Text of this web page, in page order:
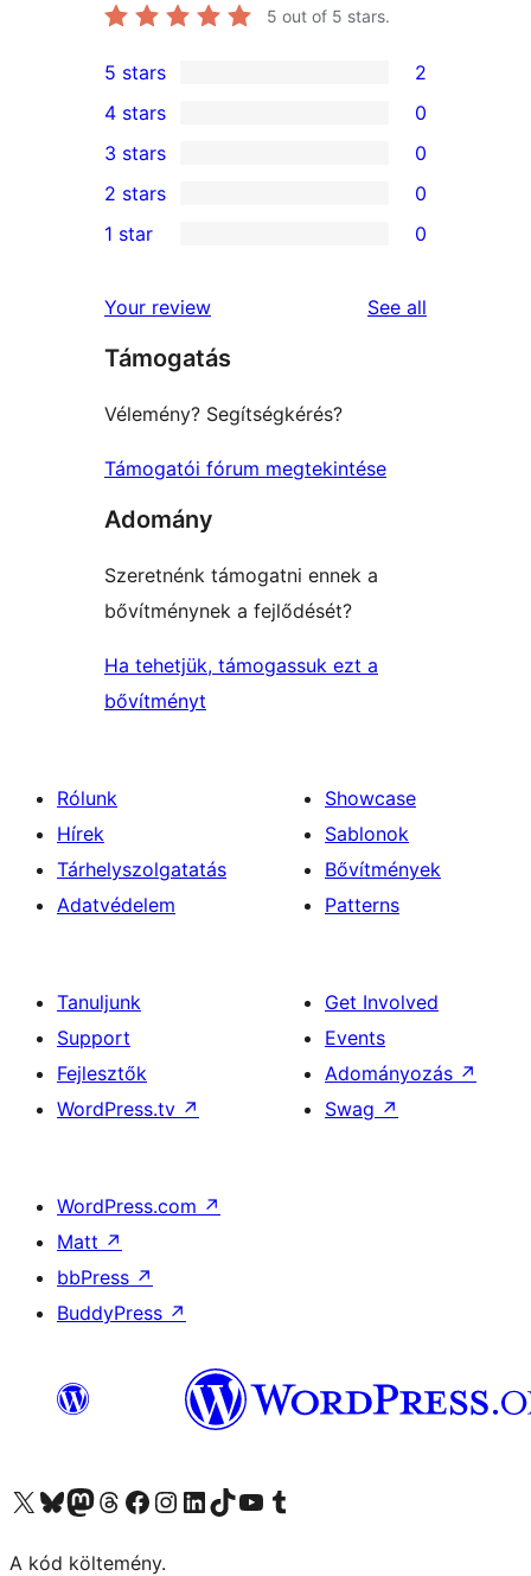
5 out of 5 stars.
2
5-
star
reviews
5 stars 2
4-
star
reviews
4 stars 0
0
3-
star
3 stars 0
2-
reviews
2 stars 0
star
reviews
1 star 0
Your review See all
Támogatás
Vélemény? Segítségkérés?
Támogatói fórum megtekintése
Adomány
Szeretnénk támogatni ennek a
bővítménynek a fejlődését?
Ha tehetjük, támogassuk ezt a
bővítményt
Rólunk
Hírek
Tárhelyszolgatatás
Adatvédelem
Showcase
Sablonok
Bővítmények
Patterns
Tanuljunk
Support
Fejlesztők
WordPress.tv ↗
Get Involved
Events
Adományozás ↗
Swag ↗
WordPress.com ↗
Matt ↗
bbPress ↗
BuddyPress ↗
Visit our X (formerly Twitter) account
Visit our Bluesky account
Twitter csatornánk
Visit our Threads account
Facebook oldalunk megtekintése
Visit our Instagram account
Visit our LinkedIn account
Visit our TikTok account
Visit our YouTube channel
Visit our Tumblr account
A kód költemény.